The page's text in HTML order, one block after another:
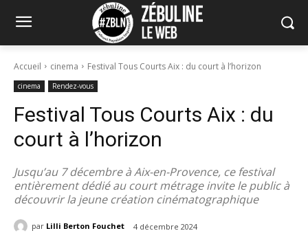
Accueil cinema Festival Tous Courts Aix : du court à l’horizon
cinema Rendez-vous
Festival Tous Courts Aix : du
court à l’horizon
Jusqu’au 7 décembre à Aix-en-Provence, ce festival
entièrement dédié au court métrage invite le public à
découvrir la jeune création cinématographique
par Lilli Berton Fouchet 4 décembre 2024